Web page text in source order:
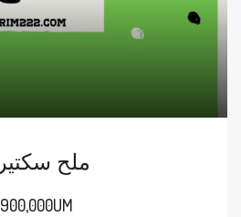
ملح سكتير 1
900,000UM